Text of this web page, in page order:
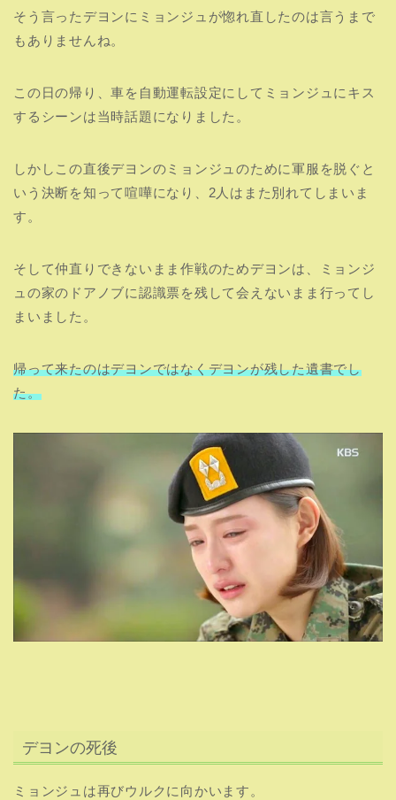
そう言ったデヨンにミョンジュが惚れ直したのは言うまで
もありませんね。
この日の帰り、車を自動運転設定にしてミョンジュにキス
するシーンは当時話題になりました。
しかしこの直後デヨンのミョンジュのために軍服を脱ぐと
いう決断を知って喧嘩になり、2人はまた別れてしまいま
す。
そして仲直りできないまま作戦のためデヨンは、ミョンジ
ュの家のドアノブに認識票を残して会えないまま行ってし
まいました。
帰って来たのはデヨンではなくデヨンが残した遺書でし
た。
デヨンの死後
ミョンジュは再びウルクに向かいます。